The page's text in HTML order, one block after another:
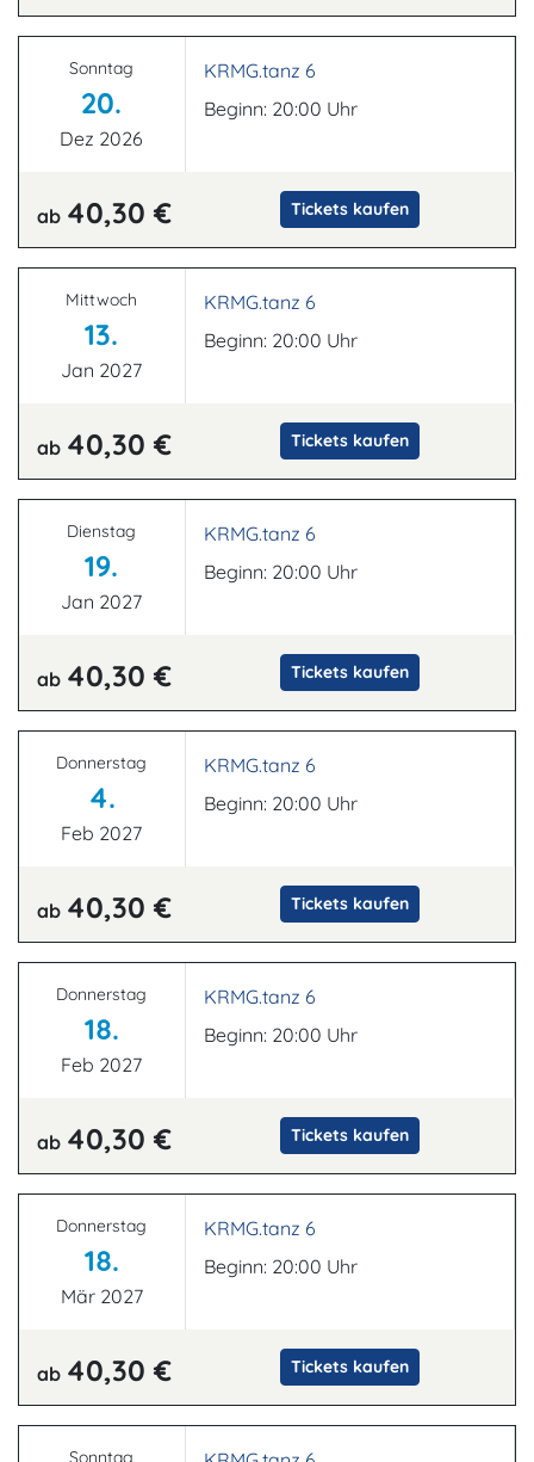
Sonntag
20.
Dez 2026
KRMG.tanz 6
Beginn: 20:00 Uhr
ab 40,30 € Tickets kaufen
Mittwoch
13.
Jan 2027
KRMG.tanz 6
Beginn: 20:00 Uhr
ab 40,30 € Tickets kaufen
Dienstag
19.
Jan 2027
KRMG.tanz 6
Beginn: 20:00 Uhr
ab 40,30 € Tickets kaufen
Donnerstag
4.
Feb 2027
KRMG.tanz 6
Beginn: 20:00 Uhr
ab 40,30 € Tickets kaufen
Donnerstag
18.
Feb 2027
KRMG.tanz 6
Beginn: 20:00 Uhr
ab 40,30 € Tickets kaufen
Donnerstag
18.
Mär 2027
KRMG.tanz 6
Beginn: 20:00 Uhr
ab 40,30 € Tickets kaufen
Sonntag